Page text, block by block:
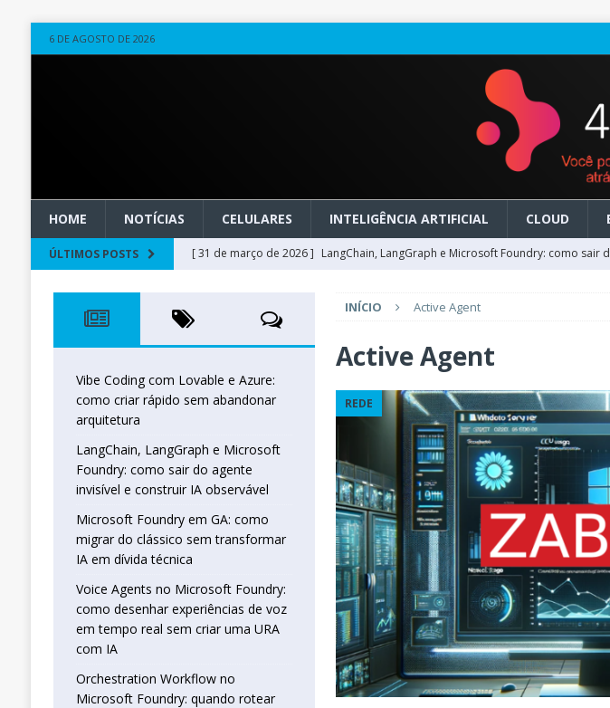
6 DE AGOSTO DE 2026
HOME NOTÍCIAS CELULARES INTELIGÊNCIA ARTIFICIAL CLOUD
ÚLTIMOS POSTS [ 31 de março de 2026 ] LangChain, LangGraph e Microsoft Foundry: como sair
[ 20 de março de 2026 ]
Microsoft Foundry em GA: como migrar do clássico
técnica
INTELIGÊNCIA ARTIFICIAL
[ 27 de fevereiro de 2026 ]
Voice Agents no Microsoft Foundry: como desenhar
real sem criar uma URA com IA
INTELIGÊNCIA ARTIFICIAL
Orchestration Workflow no Microsoft Foundry:
que jogar tudo para um LLM
INTELIGÊNCIA ARTIFICIAL
[ 25 de abril de 2026 ]
Vibe Coding com Lovable e Azure: como criar rápido
INÍCIO Active Agent
Active Agent
REDE
Vibe Coding com Lovable e Azure:
como criar rápido sem abandonar
arquitetura
LangChain, LangGraph e Microsoft
Foundry: como sair do agente
invisível e construir IA observável
Microsoft Foundry em GA: como
migrar do clássico sem transformar
IA em dívida técnica
Voice Agents no Microsoft Foundry:
como desenhar experiências de voz
em tempo real sem criar uma URA
com IA
Orchestration Workflow no
Microsoft Foundry: quando rotear